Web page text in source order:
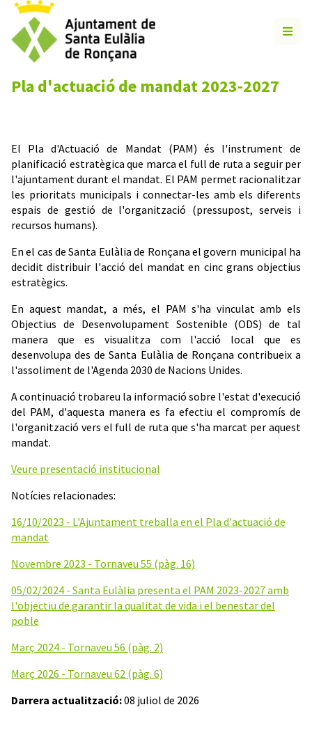
Pla d'actuació de mandat 2023-2027
El Pla d'Actuació de Mandat (PAM) és l'instrument de
planificació estratègica que marca el full de ruta a seguir per
l'ajuntament durant el mandat. El PAM permet racionalitzar
les prioritats municipals i connectar-les amb els diferents
espais de gestió de l'organització (pressupost, serveis i
recursos humans).
En el cas de Santa Eulàlia de Ronçana el govern municipal ha
decidit distribuir l'acció del mandat en cinc grans objectius
estratègics.
En aquest mandat, a més, el PAM s'ha vinculat amb els
Objectius de Desenvolupament Sostenible (ODS) de tal
manera que es visualitza com l'acció local que es
desenvolupa des de Santa Eulàlia de Ronçana contribueix a
l'assoliment de l'Agenda 2030 de Nacions Unides.
A continuació trobareu la informació sobre l'estat d'execució
del PAM, d'aquesta manera es fa efectiu el compromís de
l'organització vers el full de ruta que s'ha marcat per aquest
mandat.
Veure presentació institucional
Notícies relacionades:
16/10/2023 - L'Ajuntament treballa en el Pla d'actuació de
mandat
Novembre 2023 - Tornaveu 55 (pàg. 16)
05/02/2024 - Santa Eulàlia presenta el PAM 2023-2027 amb
l'objectiu de garantir la qualitat de vida i el benestar del
poble
Març 2024 - Tornaveu 56 (pàg. 2)
Març 2026 - Tornaveu 62 (pàg. 6)
Darrera actualització:08 juliol de 2026